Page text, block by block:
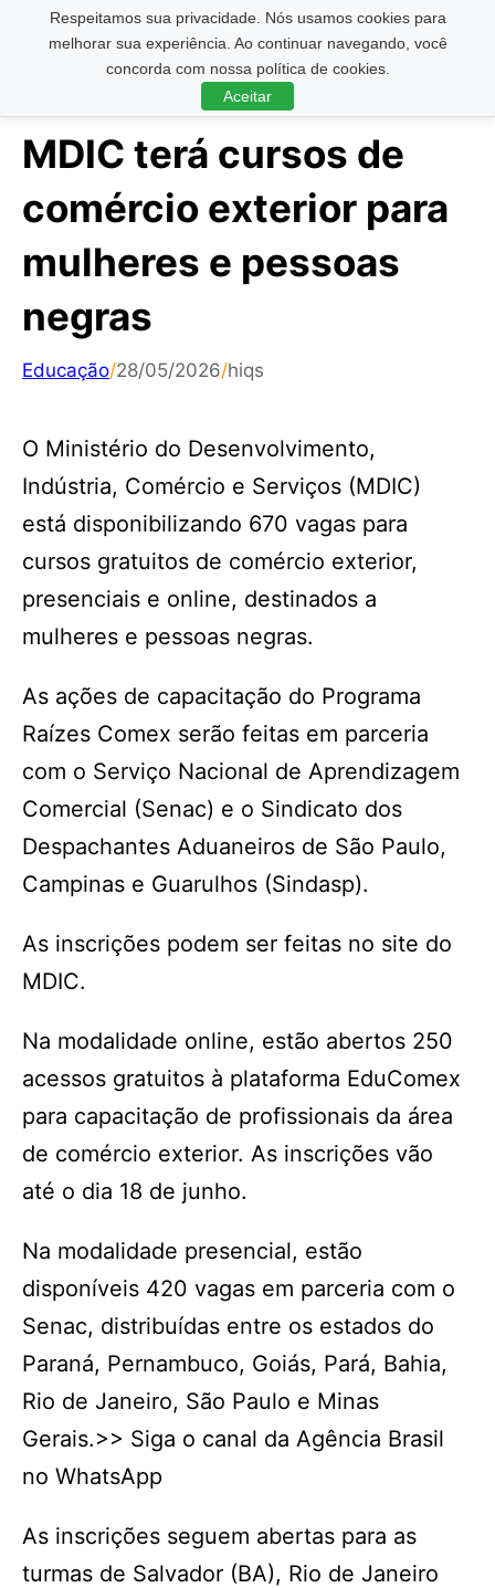
Respeitamos sua privacidade. Nós usamos cookies para
melhorar sua experiência. Ao continuar navegando, você
concorda com nossa política de cookies.
Aceitar
Pesquisar ...
MDIC terá cursos de
comércio exterior para
mulheres e pessoas
negras
Educação/28/05/2026/hiqs
O Ministério do Desenvolvimento,
Indústria, Comércio e Serviços (MDIC)
está disponibilizando 670 vagas para
cursos gratuitos de comércio exterior,
presenciais e online, destinados a
mulheres e pessoas negras.
As ações de capacitação do Programa
Raízes Comex serão feitas em parceria
com o Serviço Nacional de Aprendizagem
Comercial (Senac) e o Sindicato dos
Despachantes Aduaneiros de São Paulo,
Campinas e Guarulhos (Sindasp).
As inscrições podem ser feitas no site do
MDIC.
Na modalidade online, estão abertos 250
acessos gratuitos à plataforma EduComex
para capacitação de profissionais da área
de comércio exterior. As inscrições vão
até o dia 18 de junho.
Na modalidade presencial, estão
disponíveis 420 vagas em parceria com o
Senac, distribuídas entre os estados do
Paraná, Pernambuco, Goiás, Pará, Bahia,
Rio de Janeiro, São Paulo e Minas
Gerais.>> Siga o canal da Agência Brasil
no WhatsApp
As inscrições seguem abertas para as
turmas de Salvador (BA), Rio de Janeiro